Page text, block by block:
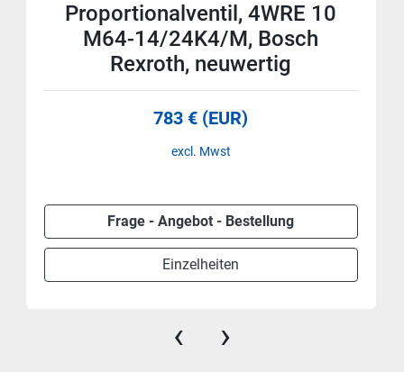
Proportionalventil, 4WRE 10
M64-14/24K4/M, Bosch
Rexroth, neuwertig
783 € (EUR)
excl. Mwst
Frage - Angebot - Bestellung
Einzelheiten
‹ ›